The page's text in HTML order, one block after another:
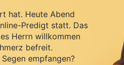
hat. Heute Abend
Predigt statt. Das
Herrn willkommen
befreit.
empfangen?